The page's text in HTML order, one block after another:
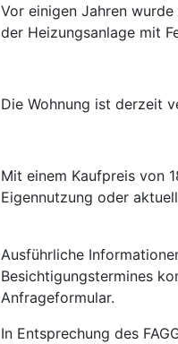
Vor einigen Jahren
der Heizungsanlage mit
Die Wohnung ist derzeit
Mit einem Kaufpreis von
Eigennutzung oder
Ausführliche
Besichtigungstermines
Anfrageformular.
In Entsprechung des